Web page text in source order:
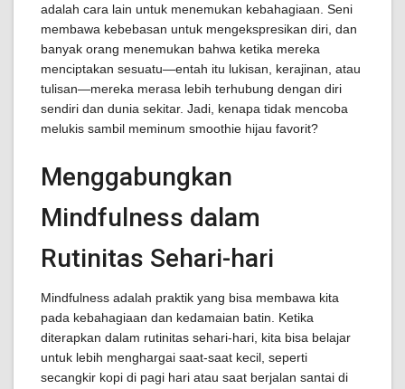
adalah cara lain untuk menemukan kebahagiaan. Seni
membawa kebebasan untuk mengekspresikan diri, dan
banyak orang menemukan bahwa ketika mereka
menciptakan sesuatu—entah itu lukisan, kerajinan, atau
tulisan—mereka merasa lebih terhubung dengan diri
sendiri dan dunia sekitar. Jadi, kenapa tidak mencoba
melukis sambil meminum smoothie hijau favorit?
Menggabungkan
Mindfulness dalam
Rutinitas Sehari-hari
Mindfulness adalah praktik yang bisa membawa kita
pada kebahagiaan dan kedamaian batin. Ketika
diterapkan dalam rutinitas sehari-hari, kita bisa belajar
untuk lebih menghargai saat-saat kecil, seperti
secangkir kopi di pagi hari atau saat berjalan santai di